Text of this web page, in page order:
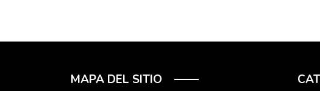
MAPA DEL SITIO